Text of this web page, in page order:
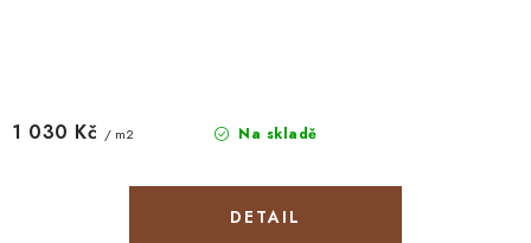
Na skladě
1 030 Kč / m2